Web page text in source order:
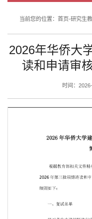
当前您的位置： 首页-研究生
2026年华侨大
读和申请审
时间：